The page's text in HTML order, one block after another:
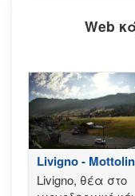
Web
Livigno -
Livigno, θέα στο